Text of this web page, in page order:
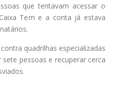
que tentavam acessar o
Tem e a conta já estava
quadrilhas especializadas
pessoas e recuperar cerca